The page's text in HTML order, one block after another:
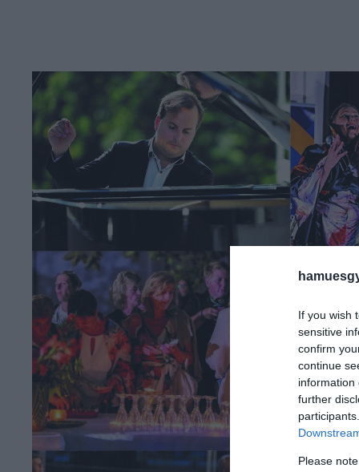
If you wish
sensitive
confirm
continue
information
further
Please